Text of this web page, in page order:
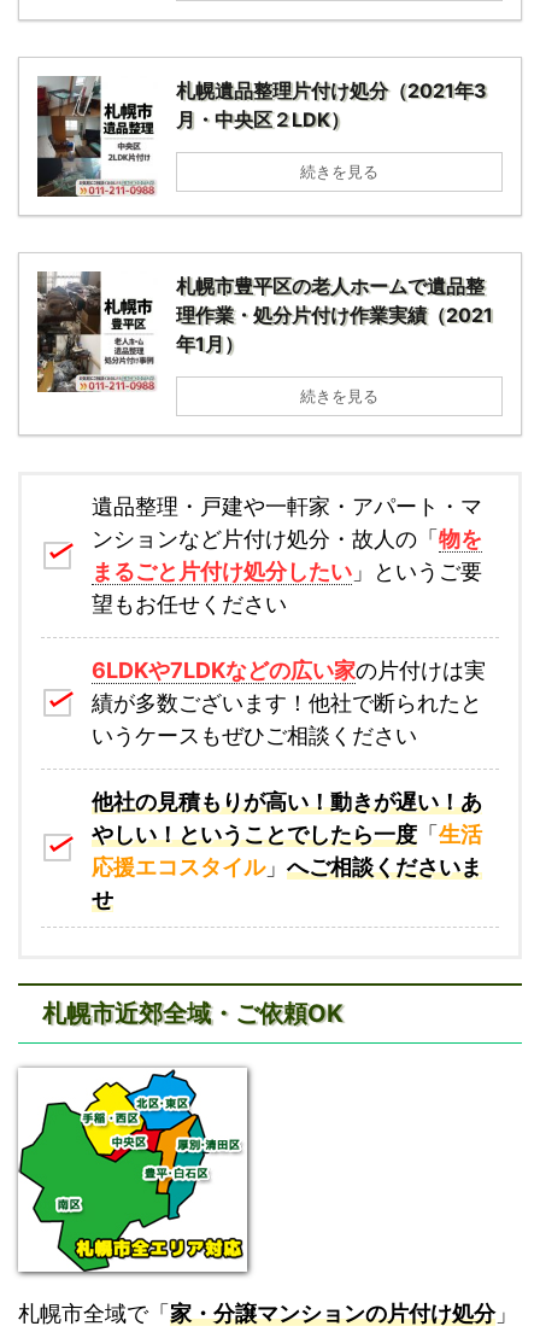
札幌遺品整理片付け処分（2021年3
月・中央区２LDK）
続きを見る
札幌市豊平区の老人ホームで遺品整
理作業・処分片付け作業実績（2021
年1月）
続きを見る
遺品整理・戸建や一軒家・アパート・マ
ンションなど片付け処分・故人の「 物を
まるごと片付け処分したい 」というご要
望もお任せください
6LDKや7LDKなどの広い家の片付けは実
績が多数ございます！他社で断られたと
いうケースもぜひご相談ください
他社の見積もりが高い！動きが遅い！あ
やしい！ということでしたら一度 「 生活
応援エコスタイル」 へご相談くださいま
せ
札幌市近郊全域・ご依頼OK
札幌市全域で「 家・分譲マンションの片付け処分」